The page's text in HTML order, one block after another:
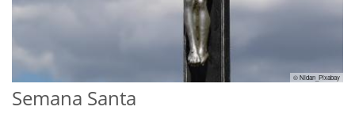
© Nidan_Pixabay
Semana Santa